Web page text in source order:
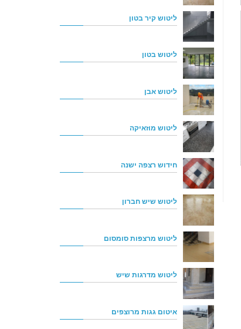
ליטוש קיר בטון
ליטוש בטון
ליטוש אבן
ליטוש מוזאיקה
חידוש רצפה ישנה
ליטוש שיש חברון
ליטוש מרצפות סומסום
ליטוש מדרגות שיש
איטום גגות מרוצפים